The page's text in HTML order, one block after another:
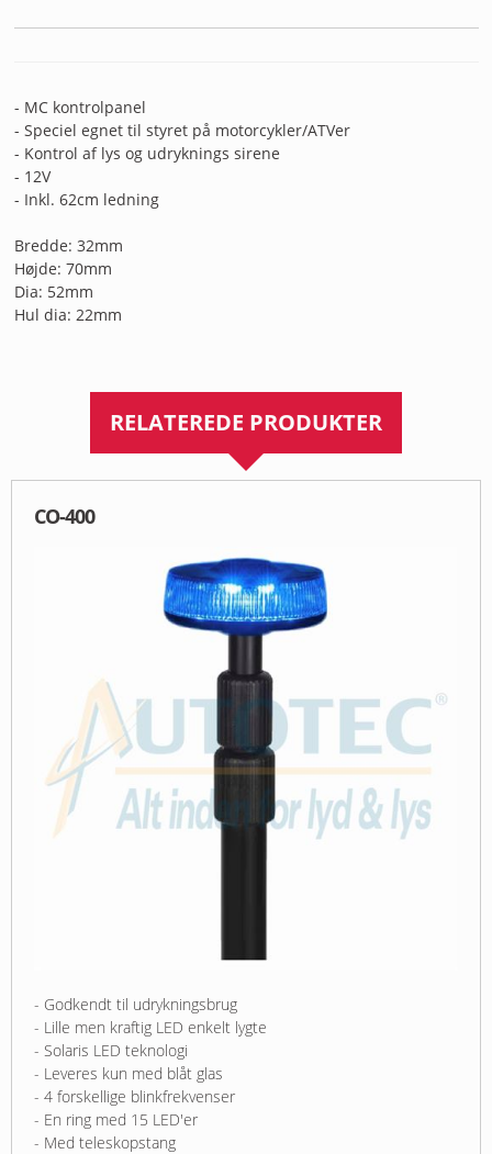
- MC kontrolpanel
- Speciel egnet til styret på motorcykler/ATVer
- Kontrol af lys og udryknings sirene
- 12V
- Inkl. 62cm ledning
Bredde: 32mm
Højde: 70mm
Dia: 52mm
Hul dia: 22mm
RELATEREDE PRODUKTER
CO-400
- Godkendt til udrykningsbrug
- Lille men kraftig LED enkelt lygte
- Solaris LED teknologi
- Leveres kun med blåt glas
- 4 forskellige blinkfrekvenser
- En ring med 15 LED'er
- Med teleskopstang